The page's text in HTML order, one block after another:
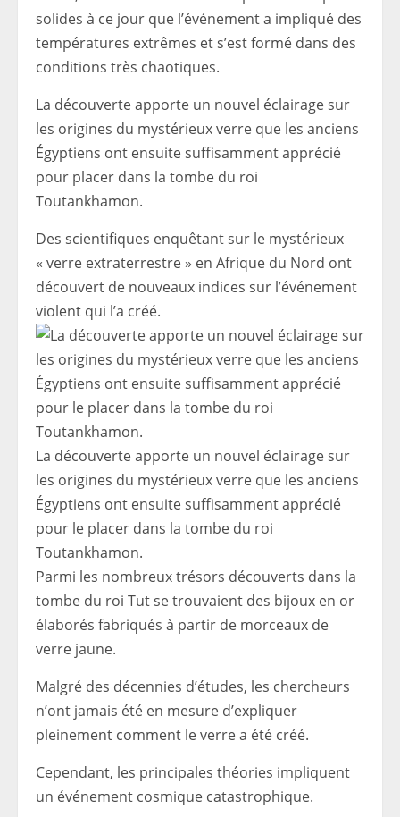
solides à ce jour que l’événement a impliqué des
températures extrêmes et s’est formé dans des
conditions très chaotiques.
La découverte apporte un nouvel éclairage sur
les origines du mystérieux verre que les anciens
Égyptiens ont ensuite suffisamment apprécié
pour placer dans la tombe du roi
Toutankhamon.
Des scientifiques enquêtant sur le mystérieux
« verre extraterrestre » en Afrique du Nord ont
découvert de nouveaux indices sur l’événement
violent qui l’a créé.
La découverte apporte un nouvel éclairage sur
les origines du mystérieux verre que les anciens
Égyptiens ont ensuite suffisamment apprécié
pour le placer dans la tombe du roi
Toutankhamon.
Parmi les nombreux trésors découverts dans la
tombe du roi Tut se trouvaient des bijoux en or
élaborés fabriqués à partir de morceaux de
verre jaune.
Malgré des décennies d’études, les chercheurs
n’ont jamais été en mesure d’expliquer
pleinement comment le verre a été créé.
Cependant, les principales théories impliquent
un événement cosmique catastrophique.